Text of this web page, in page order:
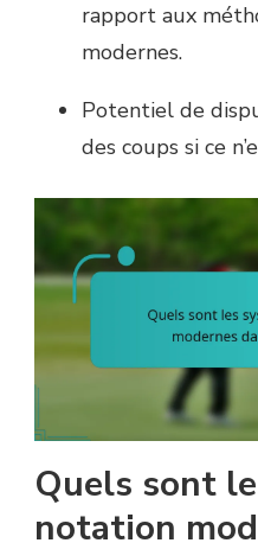
rapport aux
modernes.
Potentiel de
des coups si ce
Quels sont
notation